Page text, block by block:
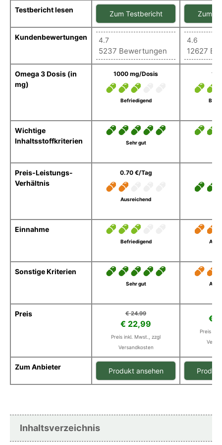
Testbericht lesen Zum Testbericht Zum
Kundenbewertungen 4.7
5237 Bewertungen
4.6
12627
Omega 3 Dosis (in
mg)
1000 mg/Dosis
Befriedigend
Wichtige
Inhaltsstoffkriterien
Sehr gut
Preis-Leistungs-
Verhältnis
0.70 €/Tag
Ausreichend
Einnahme
Befriedigend
Sonstige Kriterien
Sehr gut
Preis € 24.99
€ 22,99
Preis inkl. Mwst., zzgl
Versandkosten
€
Preis
Zum Anbieter Produkt ansehen
Inhaltsverzeichnis